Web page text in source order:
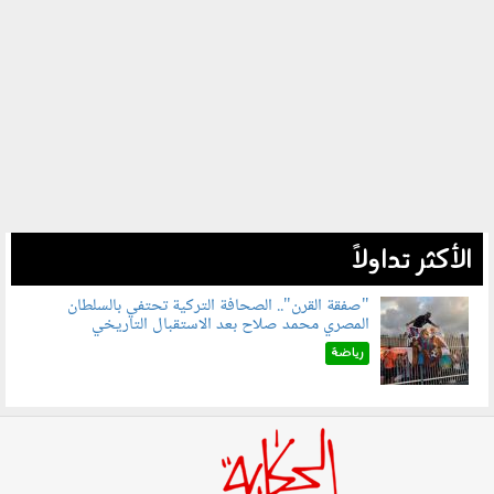
الأكثر تداولاً
070801.jpg
"صفقة القرن".. الصحافة التركية تحتفي بالسلطان
المصري محمد صلاح بعد الاستقبال التاريخي
رياضة